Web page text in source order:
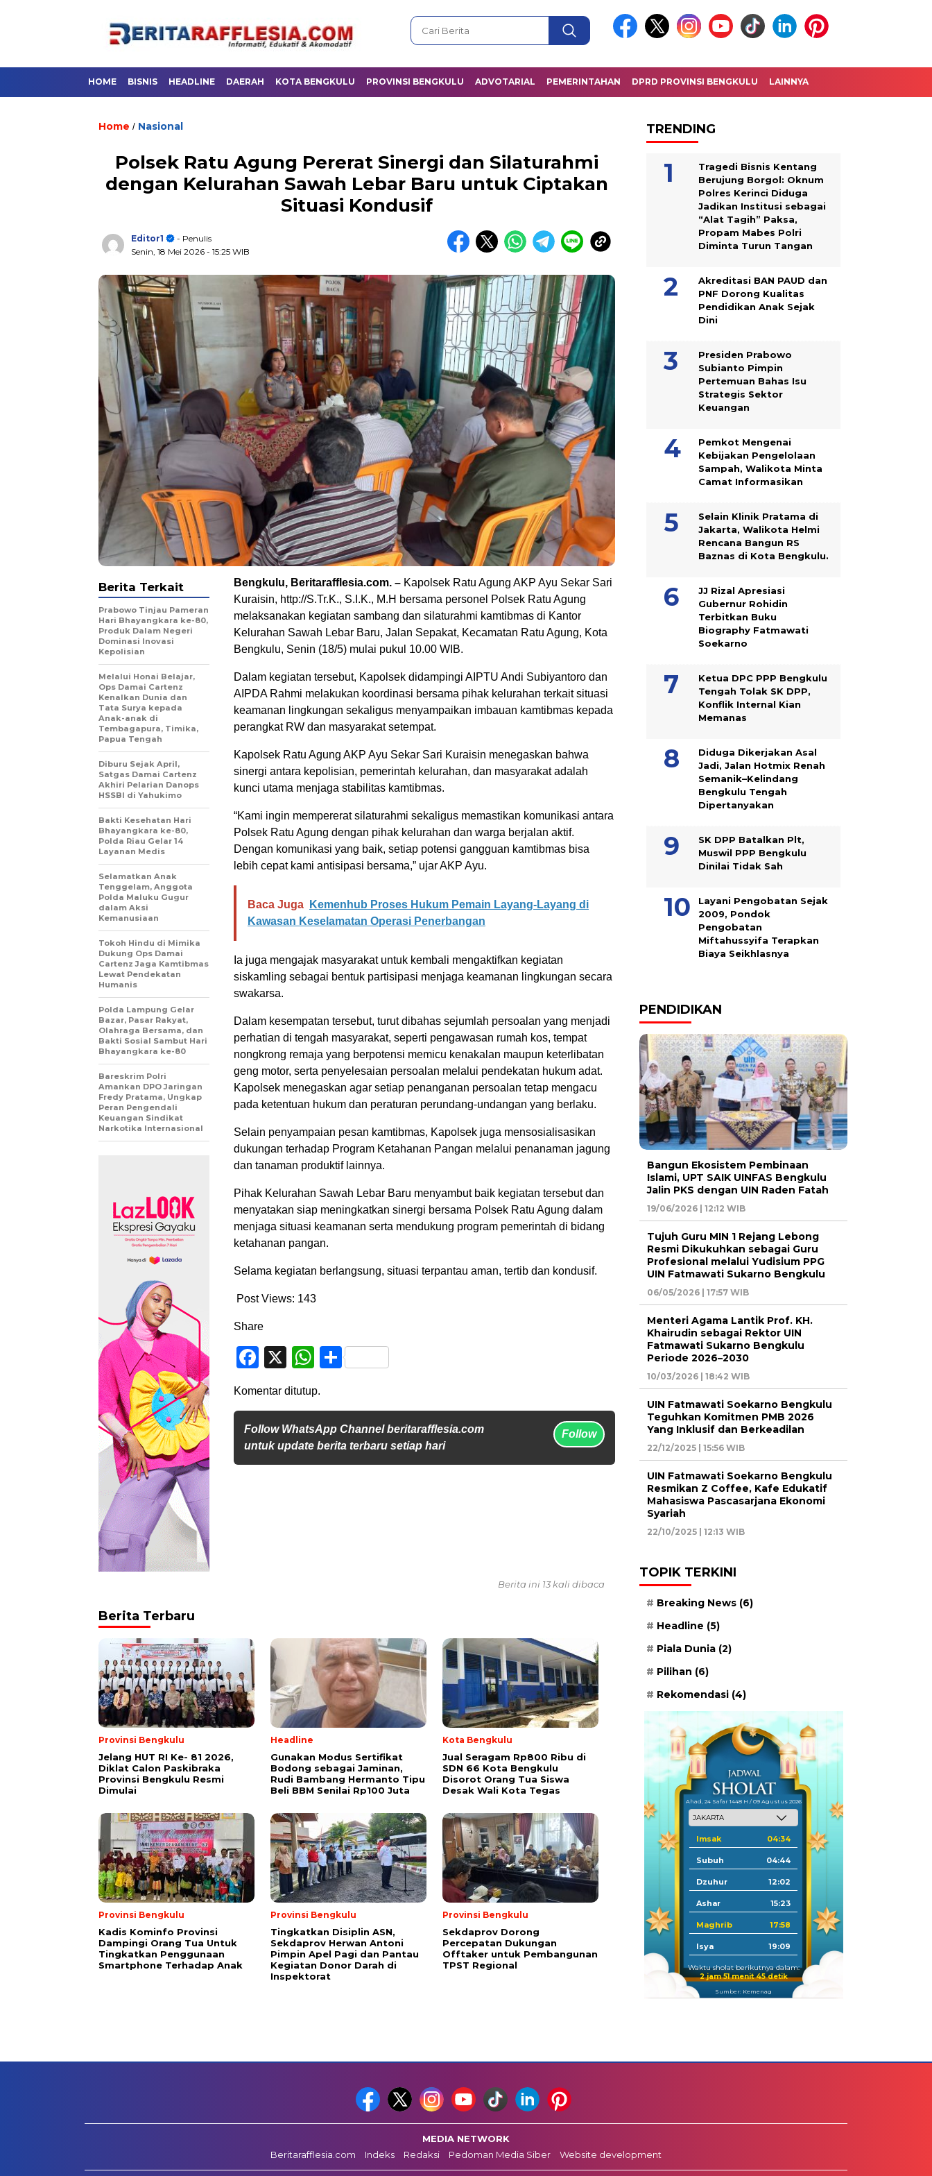
HOME BISNIS HEADLINE DAERAH KOTA BENGKULU PROVINSI BENGKULU ADVOTARIAL PEMERINTAHAN DPRD PROVINSI BENGKULU LAINNYA
Home / Nasional
Polsek Ratu Agung Pererat Sinergi dan Silaturahmi
dengan Kelurahan Sawah Lebar Baru untuk Ciptakan
Situasi Kondusif
Editor1
- Penulis
Senin, 18 Mei 2026 - 15:25 WIB
Bengkulu, Beritarafflesia.com. – Kapolsek Ratu Agung AKP Ayu Sekar Sari
Kuraisin, http://S.Tr.K., S.I.K., M.H bersama personel Polsek Ratu Agung
melaksanakan kegiatan sambang dan silaturahmi kamtibmas di Kantor
Kelurahan Sawah Lebar Baru, Jalan Sepakat, Kecamatan Ratu Agung, Kota
Bengkulu, Senin (18/5) mulai pukul 10.00 WIB.
Dalam kegiatan tersebut, Kapolsek didampingi AIPTU Andi Subiyantoro dan
AIPDA Rahmi melakukan koordinasi bersama pihak kelurahan terkait situasi
keamanan lingkungan sekaligus menyampaikan imbauan kamtibmas kepada
perangkat RW dan masyarakat setempat.
Kapolsek Ratu Agung AKP Ayu Sekar Sari Kuraisin menegaskan bahwa
sinergi antara kepolisian, pemerintah kelurahan, dan masyarakat adalah
kunci utama menjaga stabilitas kamtibmas.
“Kami ingin mempererat silaturahmi sekaligus memastikan komunikasi antara
Polsek Ratu Agung dengan pihak kelurahan dan warga berjalan aktif.
Dengan komunikasi yang baik, setiap potensi gangguan kamtibmas bisa
lebih cepat kami antisipasi bersama,” ujar AKP Ayu.
Baca Juga
Kemenhub Proses Hukum Pemain Layang-Layang di
Kawasan Keselamatan Operasi Penerbangan
Ia juga mengajak masyarakat untuk kembali mengaktifkan kegiatan
siskamling sebagai bentuk partisipasi menjaga keamanan lingkungan secara
swakarsa.
Dalam kesempatan tersebut, turut dibahas sejumlah persoalan yang menjadi
perhatian di tengah masyarakat, seperti pengawasan rumah kos, tempat
nongkrong remaja yang berpotensi memicu kenakalan maupun keterlibatan
geng motor, serta penyelesaian persoalan melalui pendekatan hukum adat.
Kapolsek menegaskan agar setiap penanganan persoalan tetap mengacu
pada ketentuan hukum dan peraturan perundang-undangan yang berlaku.
Selain penyampaian pesan kamtibmas, Kapolsek juga mensosialisasikan
dukungan terhadap Program Ketahanan Pangan melalui penanaman jagung
dan tanaman produktif lainnya.
Pihak Kelurahan Sawah Lebar Baru menyambut baik kegiatan tersebut dan
menyatakan siap meningkatkan sinergi bersama Polsek Ratu Agung dalam
menjaga situasi keamanan serta mendukung program pemerintah di bidang
ketahanan pangan.
Selama kegiatan berlangsung, situasi terpantau aman, tertib dan kondusif.
Post Views: 143
Share
Facebook
X WhatsApp
Share
Komentar ditutup.
Follow WhatsApp Channel beritarafflesia.com
untuk update berita terbaru setiap hari
Follow
Berita Terkait
Prabowo Tinjau Pameran
Hari Bhayangkara ke-80,
Produk Dalam Negeri
Dominasi Inovasi
Kepolisian
Melalui Honai Belajar,
Ops Damai Cartenz
Kenalkan Dunia dan
Tata Surya kepada
Anak-anak di
Tembagapura, Timika,
Papua Tengah
Diburu Sejak April,
Satgas Damai Cartenz
Akhiri Pelarian Danops
HSSBI di Yahukimo
Bakti Kesehatan Hari
Bhayangkara ke-80,
Polda Riau Gelar 14
Layanan Medis
Selamatkan Anak
Tenggelam, Anggota
Polda Maluku Gugur
dalam Aksi
Kemanusiaan
Tokoh Hindu di Mimika
Dukung Ops Damai
Cartenz Jaga Kamtibmas
Lewat Pendekatan
Humanis
Polda Lampung Gelar
Bazar, Pasar Rakyat,
Olahraga Bersama, dan
Bakti Sosial Sambut Hari
Bhayangkara ke-80
Bareskrim Polri
Amankan DPO Jaringan
Fredy Pratama, Ungkap
Peran Pengendali
Keuangan Sindikat
Narkotika Internasional
Berita ini 13 kali dibaca
Berita Terbaru
Provinsi Bengkulu
Jelang HUT RI Ke- 81 2026,
Diklat Calon Paskibraka
Provinsi Bengkulu Resmi
Dimulai
Headline
Gunakan Modus Sertifikat
Bodong sebagai Jaminan,
Rudi Bambang Hermanto Tipu
Beli BBM Senilai Rp100 Juta
Kota Bengkulu
Jual Seragam Rp800 Ribu di
SDN 66 Kota Bengkulu
Disorot Orang Tua Siswa
Desak Wali Kota Tegas
Provinsi Bengkulu
Kadis Kominfo Provinsi
Dampingi Orang Tua Untuk
Tingkatkan Penggunaan
Smartphone Terhadap Anak
Provinsi Bengkulu
Tingkatkan Disiplin ASN,
Sekdaprov Herwan Antoni
Pimpin Apel Pagi dan Pantau
Kegiatan Donor Darah di
Inspektorat
Provinsi Bengkulu
Sekdaprov Dorong
Percepatan Dukungan
Offtaker untuk Pembangunan
TPST Regional
TRENDING
Tragedi Bisnis Kentang
Berujung Borgol: Oknum
Polres Kerinci Diduga
Jadikan Institusi sebagai
“Alat Tagih” Paksa,
Propam Mabes Polri
Diminta Turun Tangan
Akreditasi BAN PAUD dan
PNF Dorong Kualitas
Pendidikan Anak Sejak
Dini
Presiden Prabowo
Subianto Pimpin
Pertemuan Bahas Isu
Strategis Sektor
Keuangan
Pemkot Mengenai
Kebijakan Pengelolaan
Sampah, Walikota Minta
Camat Informasikan
Selain Klinik Pratama di
Jakarta, Walikota Helmi
Rencana Bangun RS
Baznas di Kota Bengkulu.
JJ Rizal Apresiasi
Gubernur Rohidin
Terbitkan Buku
Biography Fatmawati
Soekarno
Ketua DPC PPP Bengkulu
Tengah Tolak SK DPP,
Konflik Internal Kian
Memanas
Diduga Dikerjakan Asal
Jadi, Jalan Hotmix Renah
Semanik–Kelindang
Bengkulu Tengah
Dipertanyakan
SK DPP Batalkan Plt,
Muswil PPP Bengkulu
Dinilai Tidak Sah
Layani Pengobatan Sejak
2009, Pondok
Pengobatan
Miftahussyifa Terapkan
Biaya Seikhlasnya
PENDIDIKAN
Bangun Ekosistem Pembinaan
Islami, UPT SAIK UINFAS Bengkulu
Jalin PKS dengan UIN Raden Fatah
19/06/2026 | 12:12 WIB
Tujuh Guru MIN 1 Rejang Lebong
Resmi Dikukuhkan sebagai Guru
Profesional melalui Yudisium PPG
UIN Fatmawati Sukarno Bengkulu
06/05/2026 | 17:57 WIB
Menteri Agama Lantik Prof. KH.
Khairudin sebagai Rektor UIN
Fatmawati Sukarno Bengkulu
Periode 2026–2030
10/03/2026 | 18:42 WIB
UIN Fatmawati Soekarno Bengkulu
Teguhkan Komitmen PMB 2026
Yang Inklusif dan Berkeadilan
22/12/2025 | 15:56 WIB
UIN Fatmawati Soekarno Bengkulu
Resmikan Z Coffee, Kafe Edukatif
Mahasiswa Pascasarjana Ekonomi
Syariah
22/10/2025 | 12:13 WIB
TOPIK TERKINI
Breaking News (6)
Headline (5)
Piala Dunia (2)
Pilihan (6)
Rekomendasi (4)
Ahad, 24 Safar 1448 H / 09 Agustus 2026
Imsak 04:34
Subuh 04:44
Dzuhur 12:02
Ashar 15:23
Maghrib 17:58
Isya 19:09
Waktu sholat berikutnya dalam:
2 jam 51 menit 43 detik
Sumber: Kemenag
MEDIA NETWORK
Beritarafflesia.com
Indeks Redaksi Pedoman Media Siber Website development